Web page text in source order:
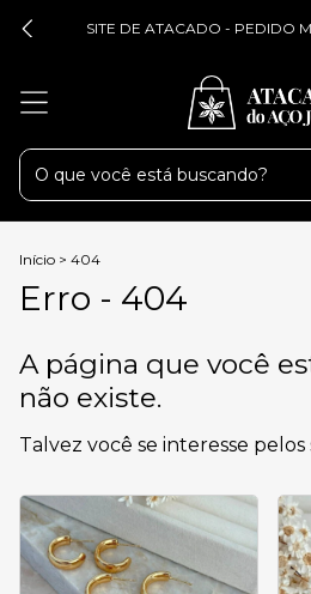
SITE DE ATACADO - PEDIDO
Início > 404
Erro - 404
A página que você
não existe.
Talvez você se interesse